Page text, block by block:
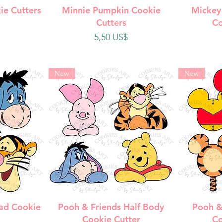
Cutters Vista rápida
Minnie Pumpkin Cookie
Cutters
Precio
5,50 US$
Cookie
Vista rápida
New
Pooh & Friends Half Body
Cookie Cutter
New
Pooh